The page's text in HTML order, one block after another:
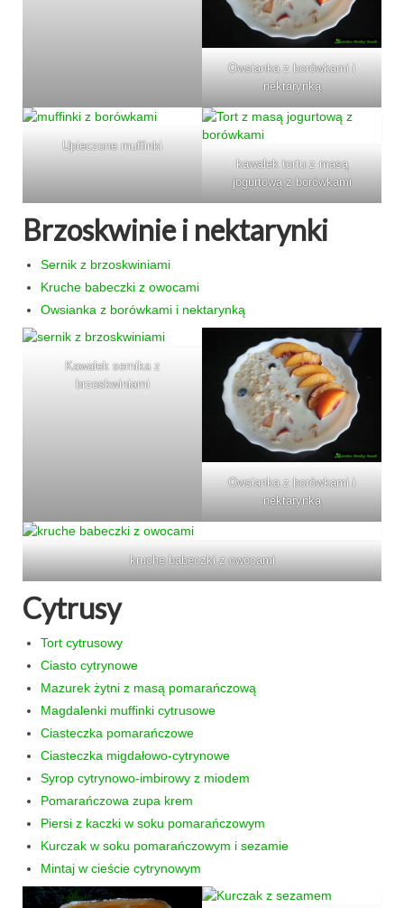
Owsianka z borówkami i
nektarynką
Upieczone muffinki
kawałek tortu z masą
jogurtową z borówkami
Brzoskwinie i nektarynki
Sernik z brzoskwiniami
Kruche babeczki z owocami
Owsianka z borówkami i nektarynką
Kawałek sernika z
brzoskwiniami
Owsianka z borówkami i
nektarynką
kruche babeczki z owocami
Cytrusy
Tort cytrusowy
Ciasto cytrynowe
Mazurek żytni z masą pomarańczową
Magdalenki muffinki cytrusowe
Ciasteczka pomarańczowe
Ciasteczka migdałowo-cytrynowe
Syrop cytrynowo-imbirowy z miodem
Pomarańczowa zupa krem
Piersi z kaczki w soku pomarańczowym
Kurczak w soku pomarańczowym i sezamie
Mintaj w cieście cytrynowym